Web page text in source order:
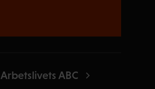
Arbetslivets ABC